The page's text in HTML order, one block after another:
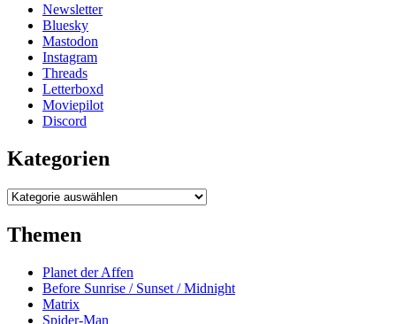
Newsletter
Bluesky
Mastodon
Instagram
Threads
Letterboxd
Moviepilot
Discord
Kategorien
Kategorien
Themen
Planet der Affen
Before Sunrise / Sunset / Midnight
Matrix
Spider-Man